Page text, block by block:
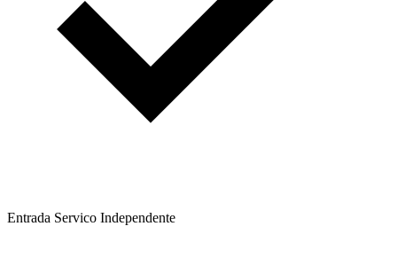
Entrada Servico Independente